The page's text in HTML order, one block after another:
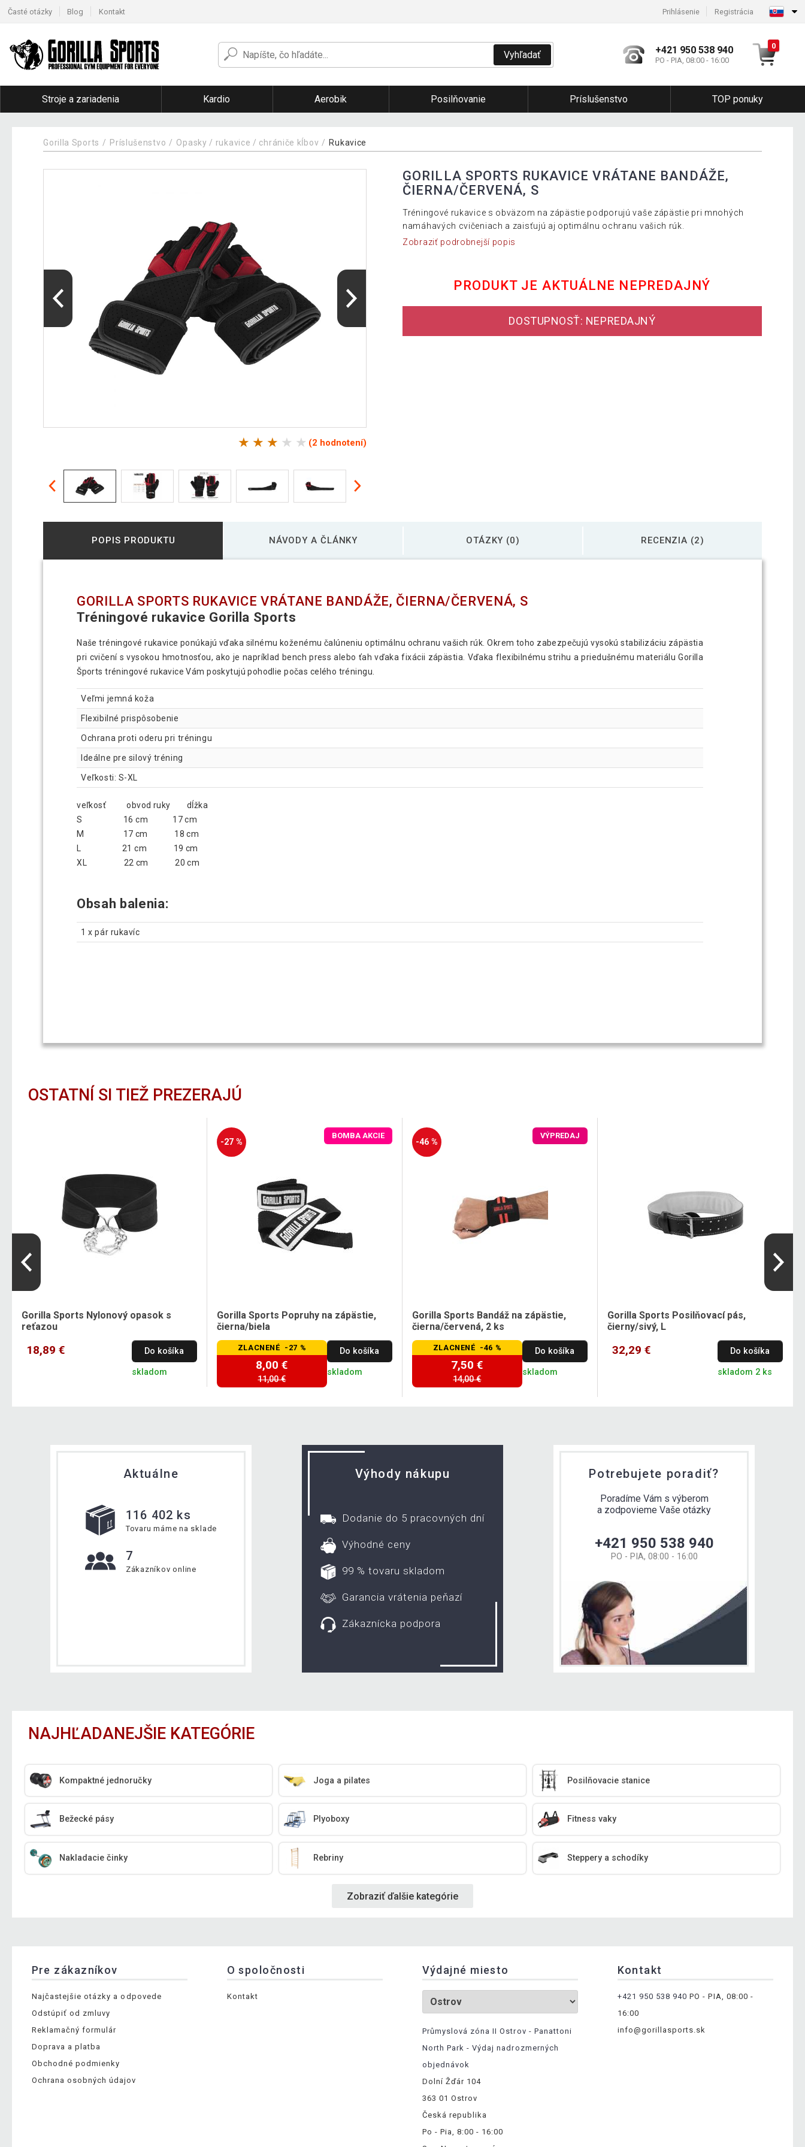
Časté otázky Blog Kontakt Prihlásenie Registrácia
Vyhľadať +421 950 538 940
PO - PIA, 08:00 - 16:00
0
Stroje a zariadenia Kardio Aerobik Posilňovanie Príslušenstvo TOP ponuky
Gorilla Sports Príslušenstvo Opasky / rukavice / chrániče kĺbov Rukavice
(2 hodnotení)
GORILLA SPORTS RUKAVICE VRÁTANE BANDÁŽE,
ČIERNA/ČERVENÁ, S
Tréningové rukavice s obväzom na zápästie podporujú vaše zápästie pri mnohých
namáhavých cvičeniach a zaisťujú aj optimálnu ochranu vašich rúk.
Zobraziť podrobnejší popis
PRODUKT JE AKTUÁLNE NEPREDAJNÝ
DOSTUPNOSŤ: NEPREDAJNÝ
POPIS PRODUKTU NÁVODY A ČLÁNKY OTÁZKY (0) RECENZIA (2)
GORILLA SPORTS RUKAVICE VRÁTANE BANDÁŽE, ČIERNA/ČERVENÁ, S
Tréningové rukavice Gorilla Sports
Naše tréningové rukavice ponúkajú vďaka silnému koženému čalúneniu optimálnu ochranu vašich rúk. Okrem toho zabezpečujú vysokú stabilizáciu zápästia
pri cvičení s vysokou hmotnosťou, ako je napríklad bench press alebo ťah vďaka fixácii zápästia. Vďaka flexibilnému strihu a priedušnému materiálu Gorilla
Šports tréningové rukavice Vám poskytujú pohodlie počas celého tréningu.
Veľmi jemná koža
Flexibilné prispôsobenie
Ochrana proti oderu pri tréningu
Ideálne pre silový tréning
Veľkosti: S-XL
veľkosť obvod ruky dĺžka
S 16 cm 17 cm
M 17 cm 18 cm
L 21 cm 19 cm
XL 22 cm 20 cm
Obsah balenia:
1 x pár rukavíc
OSTATNÍ SI TIEŽ PREZERAJÚ
Gorilla Sports Nylonový opasok s
reťazou
18,89 € Do košíka
skladom
-27 %
BOMBA AKCIE
Gorilla Sports Popruhy na zápästie,
čierna/biela
ZLACNENÉ -27 %
8,00 €
11,00 €
Do košíka
skladom
-46 %
VÝPREDAJ
Gorilla Sports Bandáž na zápästie,
čierna/červená, 2 ks
ZLACNENÉ -46 %
7,50 €
14,00 €
Do košíka
skladom
Gorilla Sports Posilňovací pás,
čierny/sivý, L
32,29 € Do košíka
skladom 2 ks
Aktuálne
116 402 ks
Tovaru máme na sklade
7
Zákazníkov online
Výhody nákupu
Dodanie do 5 pracovných dní
Výhodné ceny
99 % tovaru skladom
Garancia vrátenia peňazí
Zákaznícka podpora
Potrebujete poradiť?
Poradíme Vám s výberom
a zodpovieme Vaše otázky
+421 950 538 940
PO - PIA, 08:00 - 16:00
NAJHĽADANEJŠIE KATEGÓRIE
Kompaktné jednoručky Joga a pilates Posilňovacie stanice
Bežecké pásy Plyoboxy Fitness vaky
Nakladacie činky Rebriny Steppery a schodíky
Zobraziť ďalšie kategórie
Pre zákazníkov
Najčastejšie otázky a odpovede
Odstúpiť od zmluvy
Reklamačný formulár
Doprava a platba
Obchodné podmienky
Ochrana osobných údajov
O spoločnosti
Kontakt
Výdajné miesto
Průmyslová zóna II Ostrov - Panattoni
North Park - Výdaj nadrozmerných
objednávok
Dolní Žďár 104
363 01 Ostrov
Česká republika
Po - Pia, 8:00 - 16:00
Kontakt
+421 950 538 940 PO - PIA, 08:00 -
16:00
info@gorillasports.sk